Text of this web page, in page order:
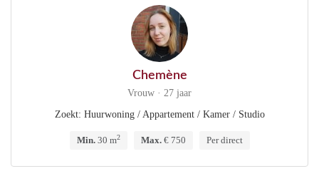
Chemène
Vrouw · 27 jaar
Zoekt: Huurwoning / Appartement / Kamer / Studio
Min.30 m2 Max.€ 750 Per direct